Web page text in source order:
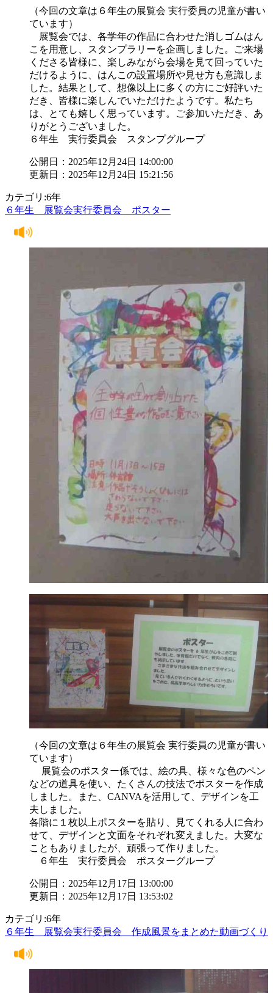
（今回の文章は６年生の展覧会 実行委員の児童が書い
ています）
展覧会では、各学年の作品に合わせた消しゴムはん
こを用意し、スタンプラリーを企画しました。ご来場
くださる皆様に、楽しみながら会場を見て回っていた
だけるように、はんこの設置場所や見せ方も意識しま
した。結果として、想像以上に多くの方にご好評いた
だき、皆様に楽しんでいただけたようです。私たち
は、とても嬉しく思っています。ご参加いただき、あ
りがとうございました。
６年生 実行委員会 スタンプグループ
公開日：2025年12月24日 14:00:00
更新日：2025年12月24日 15:21:56
カテゴリ:6年
６年生 展覧会実行委員会 ポスター
（今回の文章は６年生の展覧会 実行委員の児童が書い
ています）
展覧会のポスター係では、絵の具、様々な色のペン
などの道具を使い、たくさんの技法でポスターを作成
しました。また、CANVAを活用して、デザインを工
夫しました。
各階に１枚以上ポスターを貼り、見てくれる人に合わ
せて、デザインと文面をそれぞれ変えました。大変な
こともありましたが、頑張って作りました。
６年生 実行委員会 ポスターグループ
公開日：2025年12月17日 13:00:00
更新日：2025年12月17日 13:53:02
カテゴリ:6年
６年生 展覧会実行委員会 作成風景をまとめた動画づくり